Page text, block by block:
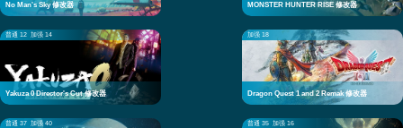
No Man's Sky 修改器 MONSTER HUNTER RISE 修改器
普通 12 加强 14
Yakuza 0 Director's Cut 修改器
加强 18
Dragon Quest 1 and 2 Remak 修改器
普通 37 加强 40 普通 35 加强 16